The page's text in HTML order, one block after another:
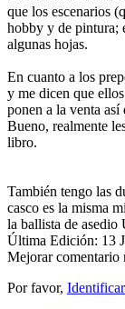
que los escenarios
hobby y de pintura;
algunas hojas.
En cuanto a los
y me dicen que
ponen a la venta así
Bueno, realmente
libro.
También tengo las
casco es la misma
la ballista de asedio
Última Edición: 13
Mejorar comentario
Por favor,